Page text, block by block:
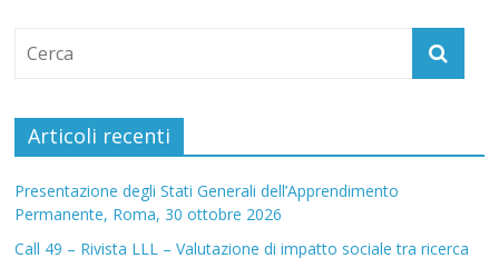
Articoli recenti
Presentazione degli Stati Generali dell’Apprendimento
Permanente, Roma, 30 ottobre 2026
Call 49 – Rivista LLL – Valutazione di impatto sociale tra ricerca